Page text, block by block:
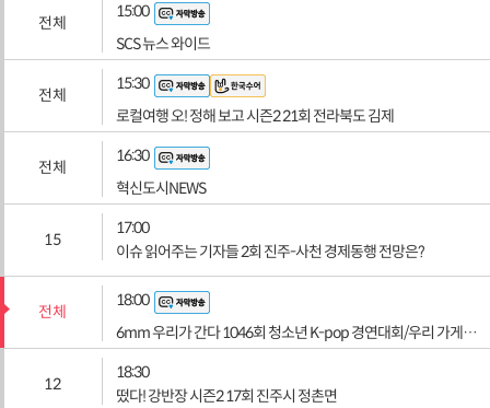
전체
15:00
SCS 뉴스 와이드
전체
15:30
로컬여행 오! 정해 보고 시즌2 21회 전라북도 김제
전체
16:30
혁신도시NEWS
15
17:00
이슈 읽어주는 기자들 2회 진주-사천 경제동행 전망은?
전체
18:00
6mm 우리가 간다 1046회 청소년 K-pop 경연대회/우리 가게 오픈했어요
12
18:30
떴다! 강반장 시즌2 17회 진주시 정촌면